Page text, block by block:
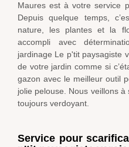
Maures est à votre service
Depuis quelque temps,
nature, les plantes et la
accompli avec
jardinage Le p'tit paysagiste
de votre jardin comme si
gazon avec le meilleur outil
jolie pelouse. Nous veillons à
toujours verdoyant.
Service pour